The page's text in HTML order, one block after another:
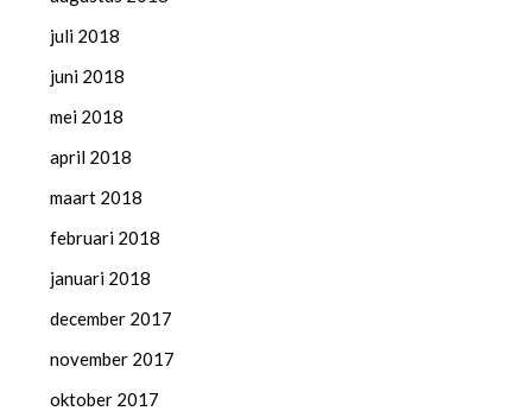
juli 2018
juni 2018
mei 2018
april 2018
maart 2018
februari 2018
januari 2018
december 2017
november 2017
oktober 2017